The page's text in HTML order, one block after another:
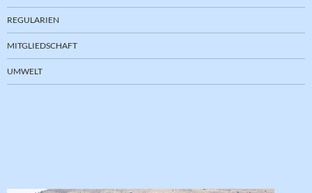
REGULARIEN
MITGLIEDSCHAFT
UMWELT